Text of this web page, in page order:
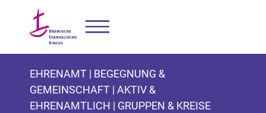
EHRENAMT | BEGEGNUNG &
GEMEINSCHAFT | AKTIV &
EHRENAMTLICH | GRUPPEN & KREISE